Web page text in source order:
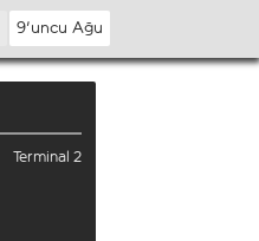
9'uncu Ağu
Terminal 2